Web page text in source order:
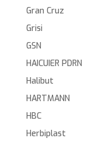
Gran Cruz
Grisi
GSN
HAICUIER PDRN
Halibut
HARTMANN
HBC
Herbiplast